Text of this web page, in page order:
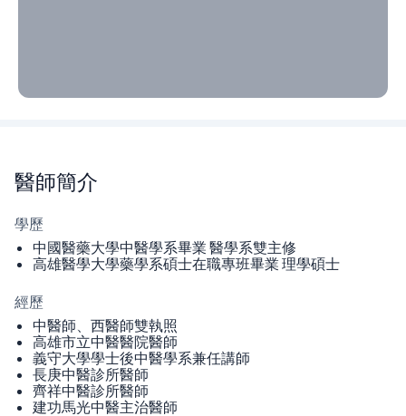
醫師簡介
學歷
中國醫藥大學中醫學系畢業 醫學系雙主修
高雄醫學大學藥學系碩士在職專班畢業 理學碩士
經歷
中醫師、西醫師雙執照
高雄市立中醫醫院醫師
義守大學學士後中醫學系兼任講師
長庚中醫診所醫師
齊祥中醫診所醫師
建功馬光中醫主治醫師